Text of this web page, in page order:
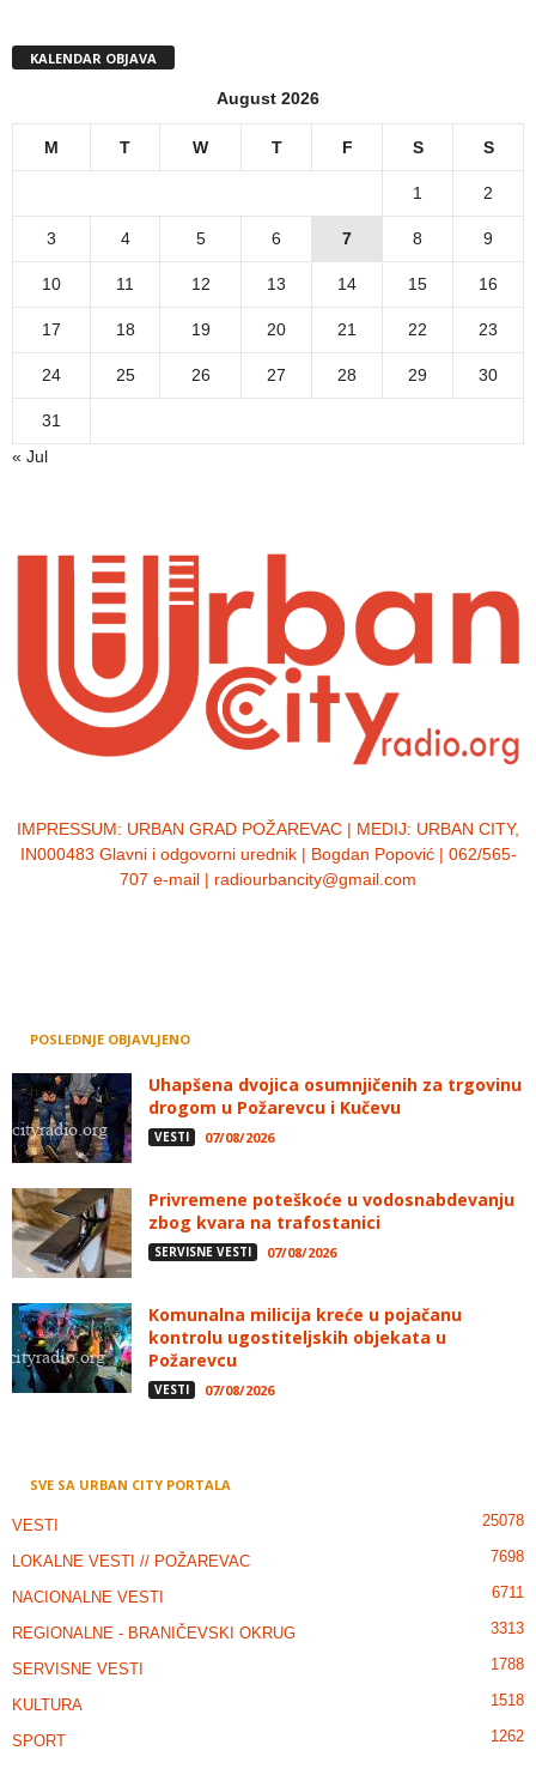
KALENDAR OBJAVA
August 2026
M T W T F S S
1 2
3 4 5 6 7 8 9
10 11 12 13 14 15 16
17 18 19 20 21 22 23
24 25 26 27 28 29 30
31
« Jul
IMPRESSUM: URBAN GRAD POŽAREVAC | MEDIJ: URBAN CITY,
IN000483 Glavni i odgovorni urednik | Bogdan Popović | 062/565-
707 e-mail | radiourbancity@gmail.com
POSLEDNJE OBJAVLJENO
Uhapšena dvojica osumnjičenih za trgovinu
drogom u Požarevcu i Kučevu
VESTI 07/08/2026
Privremene poteškoće u vodosnabdevanju
zbog kvara na trafostanici
SERVISNE VESTI 07/08/2026
Komunalna milicija kreće u pojačanu
kontrolu ugostiteljskih objekata u
Požarevcu
VESTI 07/08/2026
SVE SA URBAN CITY PORTALA
VESTI 25078
LOKALNE VESTI // POŽAREVAC 7698
NACIONALNE VESTI 6711
REGIONALNE - BRANIČEVSKI OKRUG 3313
SERVISNE VESTI 1788
KULTURA 1518
SPORT 1262